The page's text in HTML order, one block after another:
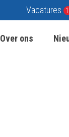
Vacatures 1
Over ons